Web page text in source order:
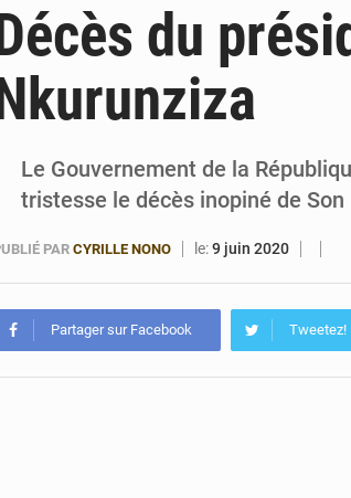
4 août 2026
3 août 2026
du
Le Gouvernement de la
tristesse le décès inopiné de
PAR CYRILLE NONO le:9 juin 2020
Partager sur Facebook Tweetez!